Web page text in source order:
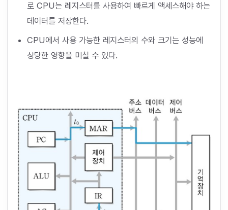
로 CPU는 레지스터를 사용하여 빠르게 액세스해야 하는
데이터를 저장한다.
CPU에서 사용 가능한 레지스터의 수와 크기는 성능에
상당한 영향을 미칠 수 있다.